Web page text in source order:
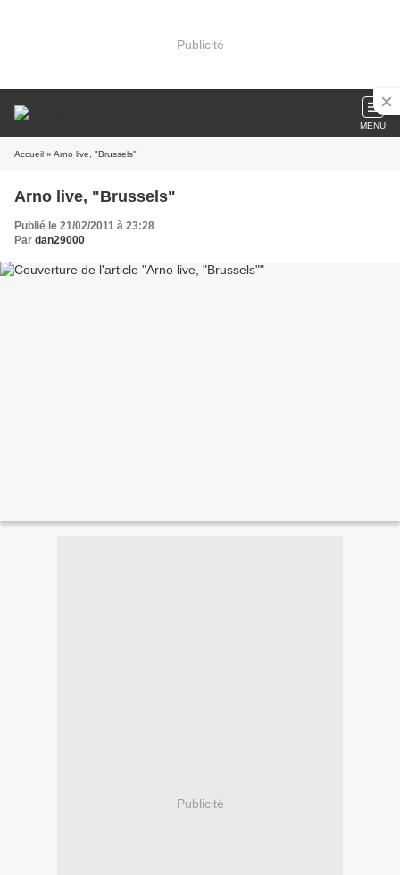
Publicité
MENU
Accueil » Arno live, "Brussels"
Arno live, "Brussels"
Publié le 21/02/2011 à 23:28
Par dan29000
Publicité